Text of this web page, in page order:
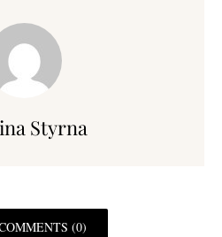
Styrna
(0)